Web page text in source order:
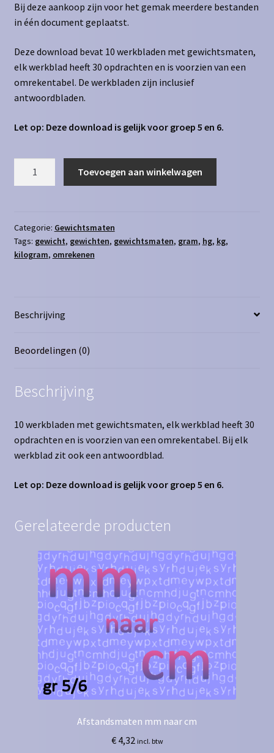
Bij deze aankoop zijn voor het gemak meerdere bestanden
in één document geplaatst.
Deze download bevat 10 werkbladen met gewichtsmaten,
elk werkblad heeft 30 opdrachten en is voorzien van een
omrekentabel. De werkbladen zijn inclusief
antwoordbladen.
Let op: Deze download is gelijk voor groep 5 en 6.
aantal
Toevoegen aan winkelwagen
Categorie: Gewichtsmaten
Tags: gewicht, gewichten, gewichtsmaten, gram, hg, kg,
kilogram, omrekenen
Beschrijving
Beoordelingen (0)
Beschrijving
10 werkbladen met gewichtsmaten, elk werkblad heeft 30
opdrachten en is voorzien van een omrekentabel. Bij elk
werkblad zit ook een antwoordblad.
Let op: Deze download is gelijk voor groep 5 en 6.
Gerelateerde producten
Afstandsmaten mm naar cm
€4,32 incl. btw